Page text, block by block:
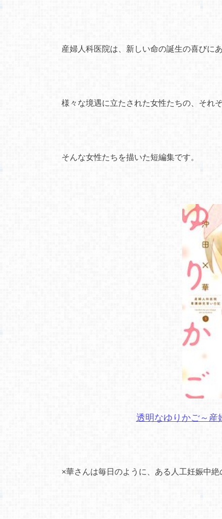
産婦人科医院は、新しい命の誕生の喜びに
様々な境遇に立たされた女性たちの、それ
そんな女性たちを描いた短編集です。
透明なゆりかご～産
×華さんは毎日のように、ある人工妊娠中絶